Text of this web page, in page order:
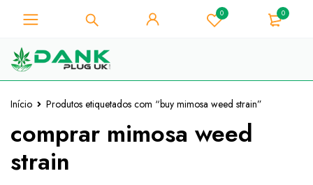
0 0
Início Produtos etiquetados com “buy mimosa weed strain”
comprar mimosa weed
strain
Para os amantes de ervas
daninhas - Obtenha o desconto
instantâneo 10% em cada compra
- Código de cupão "WELCOME10"